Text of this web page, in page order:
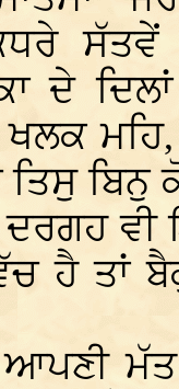
ਦੇ
ਖਲਕ
ਬਿਨੁ
ਦਰਗਹ
ਹੈ ਤਾਂ
ਮੱਤ